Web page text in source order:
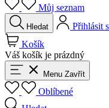
Můj seznam
Hledat
Přihlásit
Košík
Váš košík je prázdný
Menu Zavřít
Oblíbené